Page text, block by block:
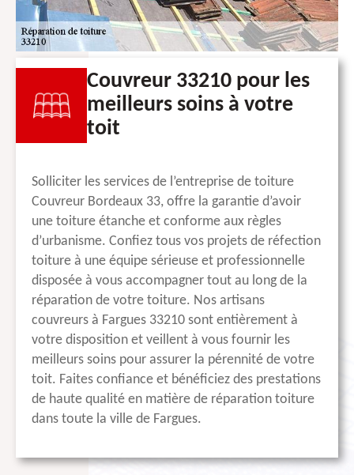
Couvreur 33210 pour les
meilleurs soins à votre
toit
Solliciter les services de l’entreprise de toiture
Couvreur Bordeaux 33, offre la garantie d’avoir
une toiture étanche et conforme aux règles
d’urbanisme. Confiez tous vos projets de réfection
toiture à une équipe sérieuse et professionnelle
disposée à vous accompagner tout au long de la
réparation de votre toiture. Nos artisans
couvreurs à Fargues 33210 sont entièrement à
votre disposition et veillent à vous fournir les
meilleurs soins pour assurer la pérennité de votre
toit. Faites confiance et bénéficiez des prestations
de haute qualité en matière de réparation toiture
dans toute la ville de Fargues.